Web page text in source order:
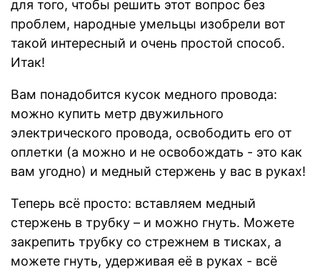
для того, чтобы решить этот вопрос без
проблем, народные умельцы изобрели вот
такой интересный и очень простой способ.
Итак!
Вам понадобится кусок медного провода:
можно купить метр двужильного
электрического провода, освободить его от
оплетки (а можно и не освобождать - это как
вам угодно) и медный стержень у вас в руках!
Теперь всё просто: вставляем медный
стержень в трубку – и можно гнуть. Можете
закрепить трубку со стрежнем в тисках, а
можете гнуть, удерживая её в руках - всё